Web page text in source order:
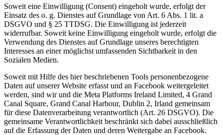
Soweit eine Einwilligung (Consent) eingeholt wurde, erfolgt der
Einsatz des o. g. Dienstes auf Grundlage von Art. 6 Abs. 1 lit. a
DSGVO und § 25 TTDSG. Die Einwilligung ist jederzeit
widerrufbar. Soweit keine Einwilligung eingeholt wurde, erfolgt die
Verwendung des Dienstes auf Grundlage unseres berechtigten
Interesses an einer möglichst umfassenden Sichtbarkeit in den
Sozialen Medien.
Soweit mit Hilfe des hier beschriebenen Tools personenbezogene
Daten auf unserer Website erfasst und an Facebook weitergeleitet
werden, sind wir und die Meta Platforms Ireland Limited, 4 Grand
Canal Square, Grand Canal Harbour, Dublin 2, Irland gemeinsam
für diese Datenverarbeitung verantwortlich (Art. 26 DSGVO). Die
gemeinsame Verantwortlichkeit beschränkt sich dabei ausschließlich
auf die Erfassung der Daten und deren Weitergabe an Facebook.